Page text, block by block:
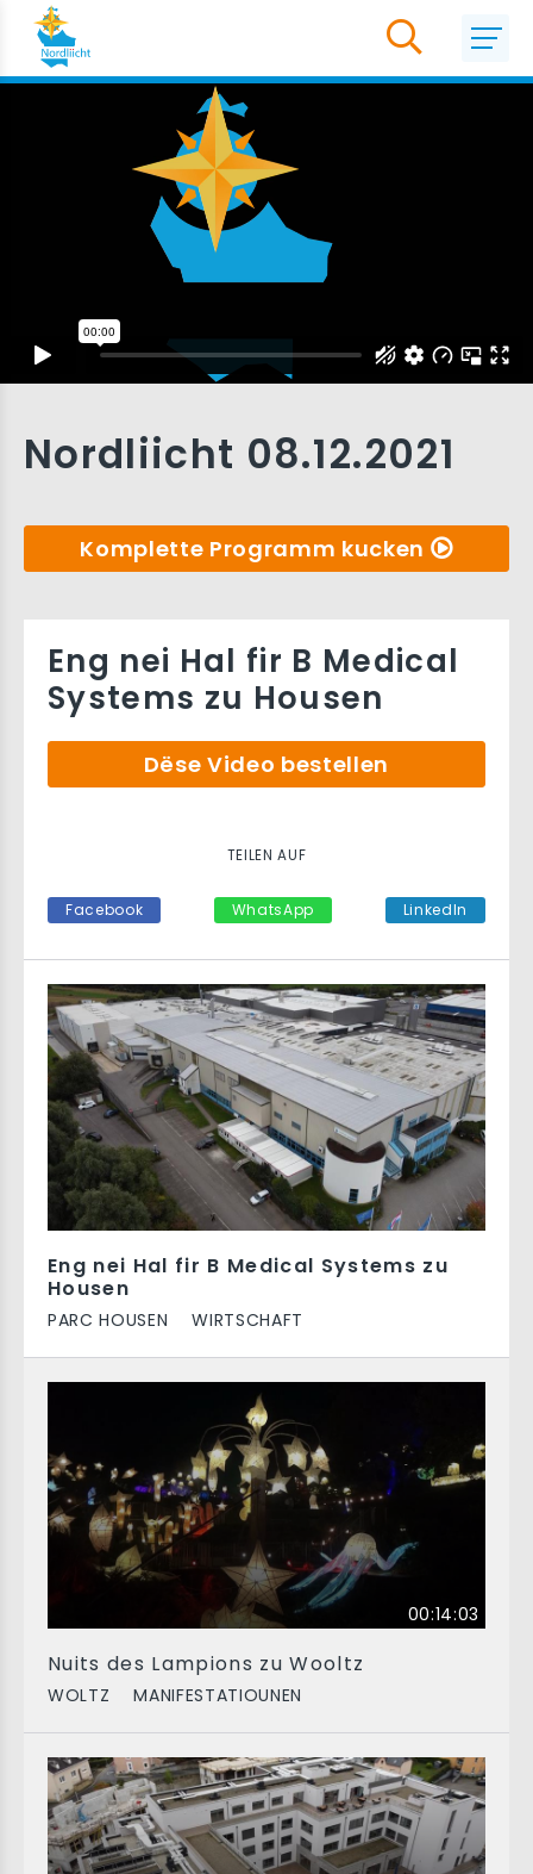
Nordliicht 08.12.2021
Komplette Programm kucken
Eng nei Hal fir B Medical Systems zu
Housen
PARC HOUSEN WIRTSCHAFT
00:14:03
Nuits des Lampions zu Wooltz
WOLTZ MANIFESTATIOUNEN
Eng nei Hal fir B Medical
Systems zu Housen
Dëse Video bestellen
TEILEN AUF
Facebook WhatsApp LinkedIn